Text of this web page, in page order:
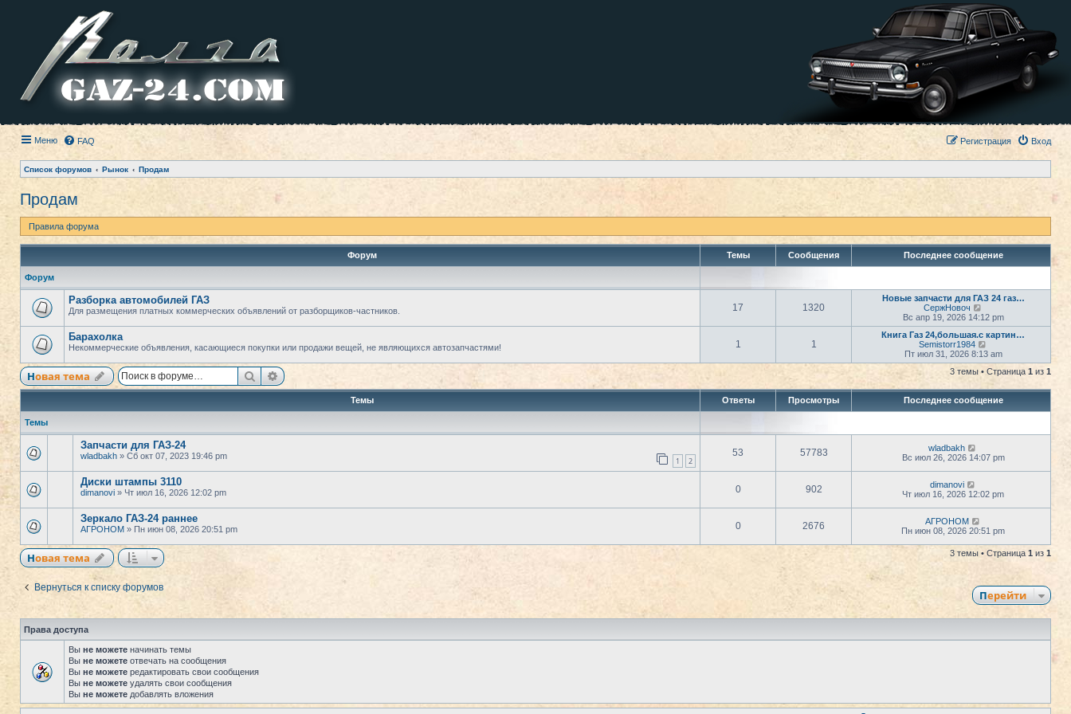
Меню FAQ Вход
Регистрация
Список форумов Рынок Продам
Продам
Правила форума
Форум Темы Сообщения Последнее сообщение
Форум
Разборка автомобилей ГАЗ
Для размещения платных коммерческих объявлений от разборщиков-частников. 17 1320
Новые запчасти для ГАЗ 24 газ…
СержНовоч
е
р
е
й
т
и
к
о
с
л
м
у
о
б
е
н
и
ю
Вс апр 19, 2026 14:12 pm
Барахолка
Некоммерческие объявления, касающиеся покупки или продажи вещей, не являющихся автозапчастями! 1 1
Книга Газ 24,большая.с картин…
Semistorr1984
е
р
е
т
и
к
е
м
у
о
б
щ
ю
Пт июл 31, 2026 8:13 am
Новая тема ПоискРасширенный поиск 3 темы • Страница 1 из 1
Темы Ответы Просмотры Последнее сообщение
Темы
Запчасти для ГАЗ-24
wladbakh » Сб окт 07, 2023 19:46 pm 1 2
53 57783
wladbakh
Вс июл 26, 2026 14:07 pm
Диски штампы 3110
dimanovi » Чт июл 16, 2026 12:02 pm 0 902
dimanovi
Чт июл 16, 2026 12:02 pm
Зеркало ГАЗ-24 раннее
АГРОНОМ » Пн июн 08, 2026 20:51 pm 0 2676
АГРОНОМ
Пн июн 08, 2026 20:51 pm
Новая тема 3 темы • Страница 1 из 1
Вернуться к списку форумов
Перейти
Права доступа
Вы не можете начинать темы
Вы не можете отвечать на сообщения
Вы не можете редактировать свои сообщения
Вы не можете удалять свои сообщения
Вы не можете добавлять вложения